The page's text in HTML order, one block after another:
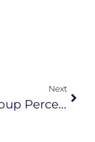
Next
IAS Group Percepat Pemulihan Pascabanjir Di Aceh Tamiang Melalui Program IAS Tanggap